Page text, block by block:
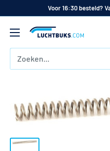
inhoud
Voor 16:30 besteld?
Luchtbuks.com